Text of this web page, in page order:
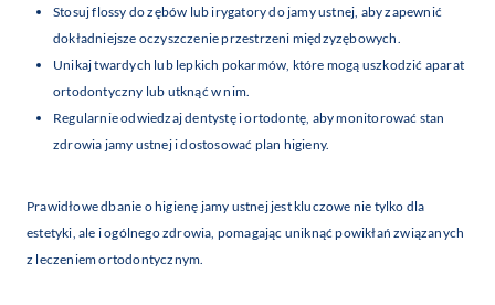
Stosuj flossy do zębów lub irygatory do jamy ustnej, aby zapewnić
dokładniejsze oczyszczenie przestrzeni międzyzębowych.
Unikaj twardych lub lepkich pokarmów, które mogą uszkodzić aparat
ortodontyczny lub utknąć w nim.
Regularnie odwiedzaj dentystę i ortodontę, aby monitorować stan
zdrowia jamy ustnej i dostosować plan higieny.
Prawidłowe dbanie o higienę jamy ustnej jest kluczowe nie tylko dla
estetyki, ale i ogólnego zdrowia, pomagając uniknąć powikłań związanych
z leczeniem ortodontycznym.